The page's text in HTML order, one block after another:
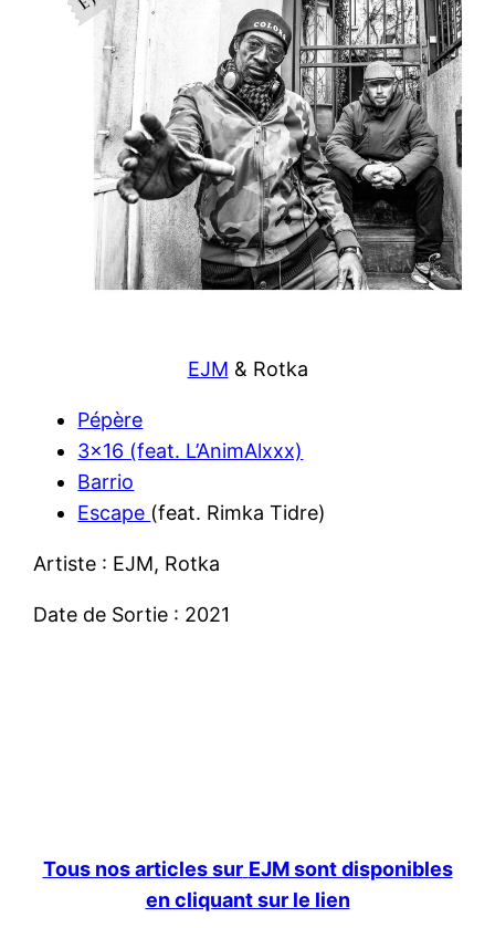
EJM & Rotka
Pépère
3×16 (feat. L’AnimAlxxx)
Barrio
Escape (feat. Rimka Tidre)
Artiste : EJM, Rotka
Date de Sortie : 2021
Tous nos articles sur EJM sont disponibles
en cliquant sur le lien